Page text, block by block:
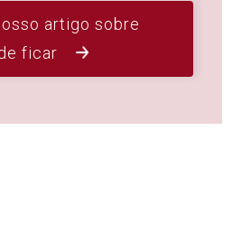
artigo sobre
ficar